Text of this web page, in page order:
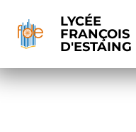
LYCÉE
FRANÇOIS
D'ESTAING